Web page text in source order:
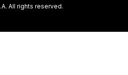
All rights reserved.